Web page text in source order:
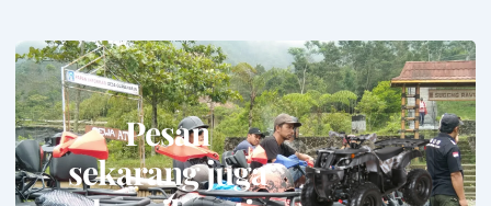
Pesan
sekarang juga